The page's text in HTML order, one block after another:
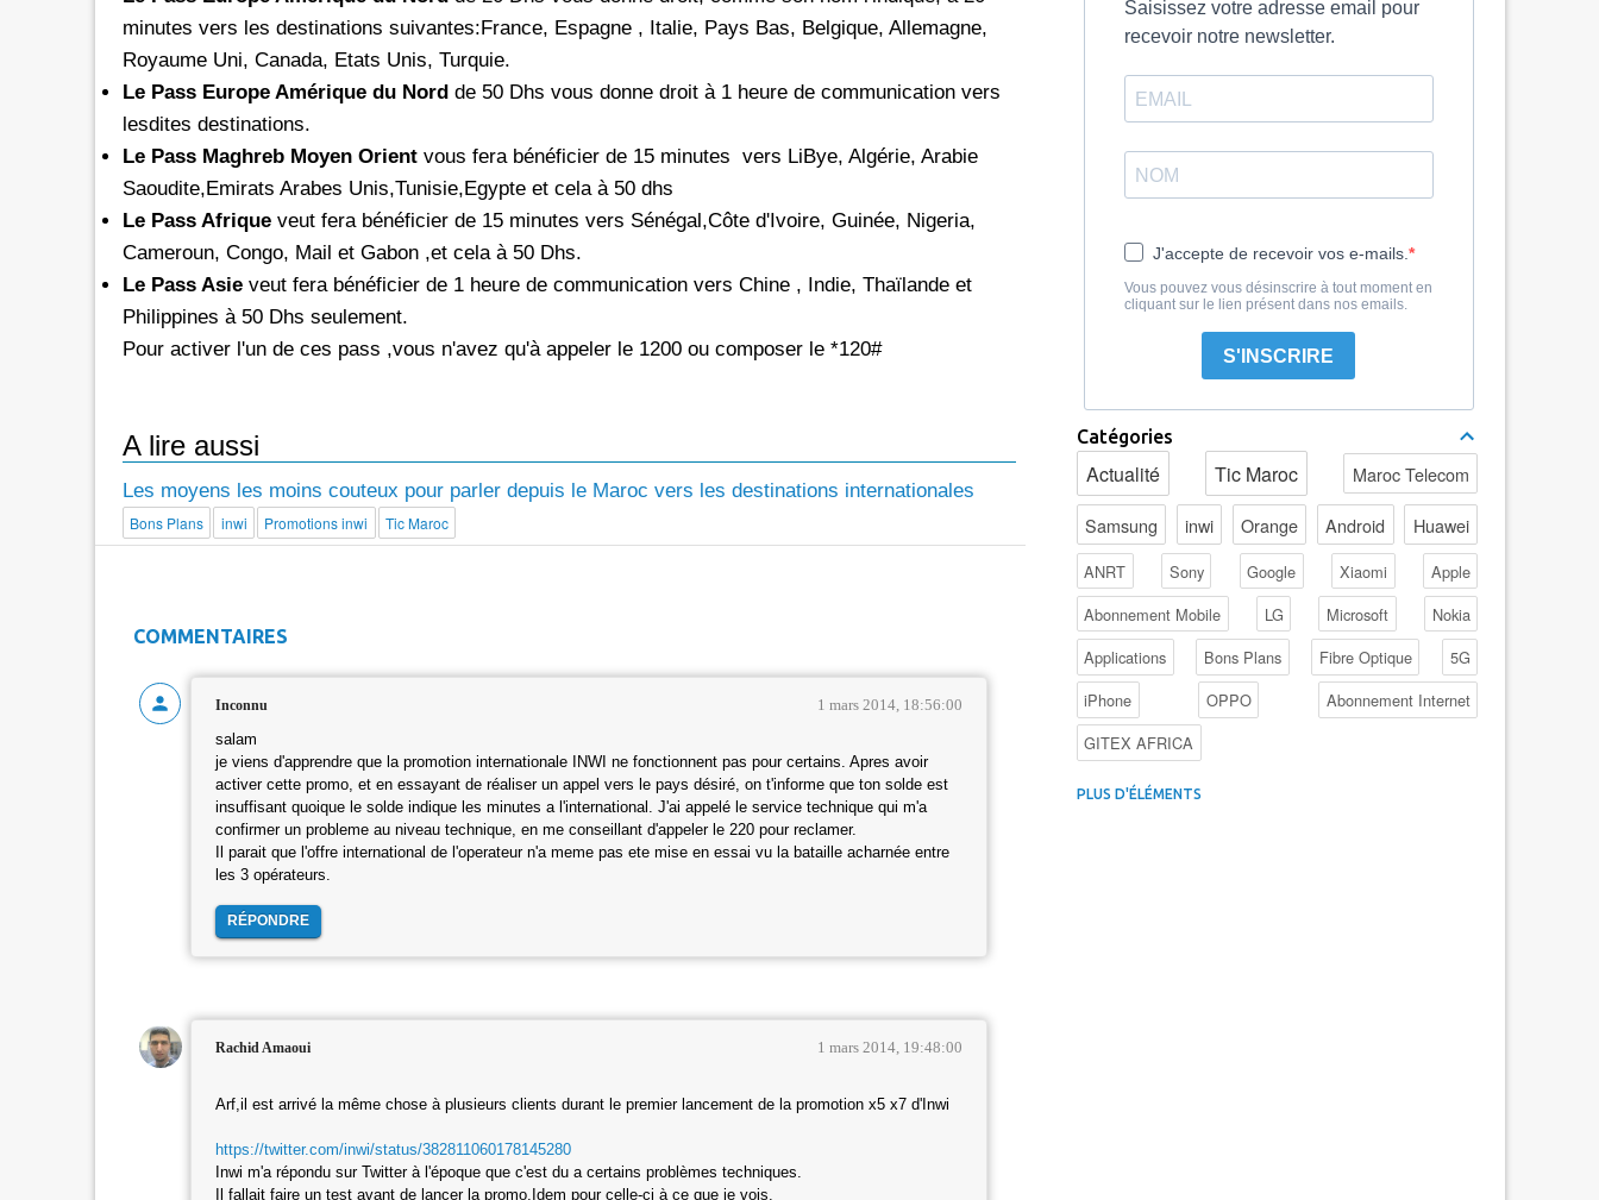
minutes vers les destinations suivantes:France, Espagne , Italie, Pays Bas, Belgique, Allemagne,
Royaume Uni, Canada, Etats Unis, Turquie.
Le Pass Europe Amérique du Nordde 50 Dhs vous donne droit à 1 heure de communication vers
lesdites destinations.
Le Pass Maghreb Moyen Orientvous fera bénéficier de 15 minutes vers LiBye, Algérie, Arabie
Saoudite,Emirats Arabes Unis,Tunisie,Egypte et cela à 50 dhs
Le Pass Afriqueveut fera bénéficier de 15 minutes vers Sénégal,Côte d'Ivoire, Guinée, Nigeria,
Cameroun, Congo, Mail et Gabon ,et cela à 50 Dhs.
Le Pass Asieveut fera bénéficier de 1 heure de communication vers Chine , Indie, Thaïlande et
Philippines à 50 Dhs seulement.
Pour activer l'un de ces pass ,vous n'avez qu'à appeler le 1200 ou composer le *120#
A lire aussi
Les moyens les moins couteux pour parler depuis le Maroc vers les destinations internationales
Bons Plans inwi Promotions inwi Tic Maroc
COMMENTAIRES
Inconnu 1 mars 2014, 18:56:00
salam
je viens d'apprendre que la promotion internationale INWI ne fonctionnent pas pour certains. Apres avoir
activer cette promo, et en essayant de réaliser un appel vers le pays désiré, on t'informe que ton solde est
insuffisant quoique le solde indique les minutes a l'international. J'ai appelé le service technique qui m'a
confirmer un probleme au niveau technique, en me conseillant d'appeler le 220 pour reclamer.
Il parait que l'offre international de l'operateur n'a meme pas ete mise en essai vu la bataille acharnée entre
les 3 opérateurs.
RÉPONDRE
Rachid Amaoui 1 mars 2014, 19:48:00
Arf,il est arrivé la même chose à plusieurs clients durant le premier lancement de la promotion x5 x7 d'Inwi
https://twitter.com/inwi/status/382811060178145280
Inwi m'a répondu sur Twitter à l'époque que c'est du a certains problèmes techniques.
Il fallait faire un test avant de lancer la promo.Idem pour celle-ci à ce que je vois.
Saisissez votre adresse email pour
recevoir notre newsletter.
J'accepte de recevoir vos e-mails.
Vous pouvez vous désinscrire à tout moment en
cliquant sur le lien présent dans nos emails.
S'INSCRIRE
Catégories
Actualité Tic Maroc Maroc Telecom
Samsung inwi Orange Android Huawei
ANRT Sony Google Xiaomi
Apple
Abonnement Mobile
LG Microsoft
Nokia
Applications
Bons Plans Fibre Optique
5G
iPhone
OPPO
Abonnement Internet
GITEX AFRICA
4G au Maroc
PLUS D'ÉLÉMENTS